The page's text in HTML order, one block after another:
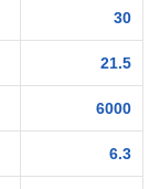
30
21.5
6000
6.3